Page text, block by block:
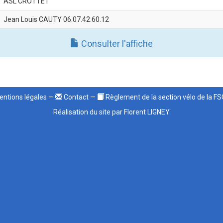
Jean Louis CAUTY 06.07.42.60.12
Consulter l'affiche
légales — Contact—
Règlement de la section vélo de la
Réalisation du site par Florent LIGNEY